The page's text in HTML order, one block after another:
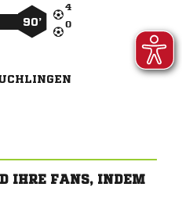


90’
IHRE FANS, INDEM